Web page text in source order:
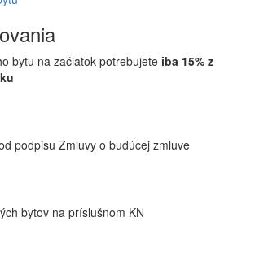
bytu na začiatok potrebujete iba 15% z
podpisu Zmluvy o budúcej zmluve
bytov na príslušnom KN